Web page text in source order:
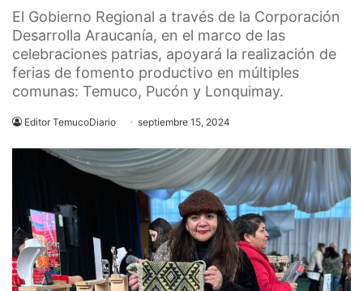
El Gobierno Regional a través de la Corporación
Desarrolla Araucanía, en el marco de las
celebraciones patrias, apoyará la realización de
ferias de fomento productivo en múltiples
comunas: Temuco, Pucón y Lonquimay.
Editor TemucoDiario septiembre 15, 2024